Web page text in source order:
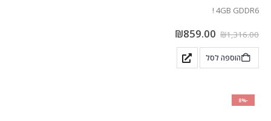
4GB GDDR6 !
₪1,316.00
₪859.00
הוספה לסל
-8%